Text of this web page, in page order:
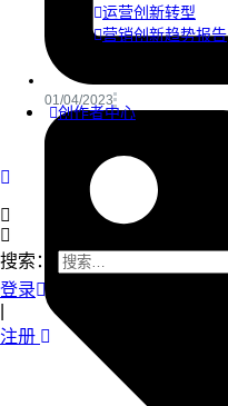
运营创新转型
营销创新趋势报告
创作者中心
搜索：
登录
注册
01/04/2023